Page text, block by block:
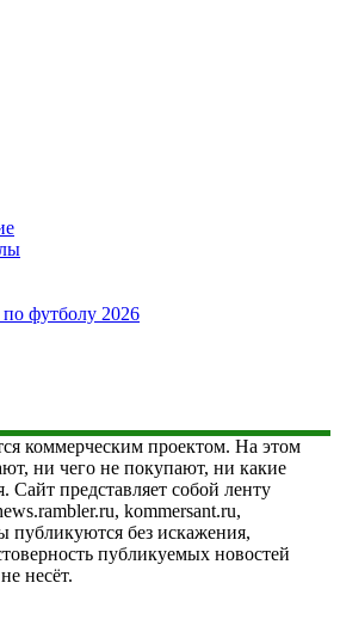
футболу 2026
коммерческим проектом. На этом
ни чего не покупают, ни какие
Сайт представляет собой ленту
kommersant.ru,
публикуются без искажения,
публикуемых новостей
несёт.